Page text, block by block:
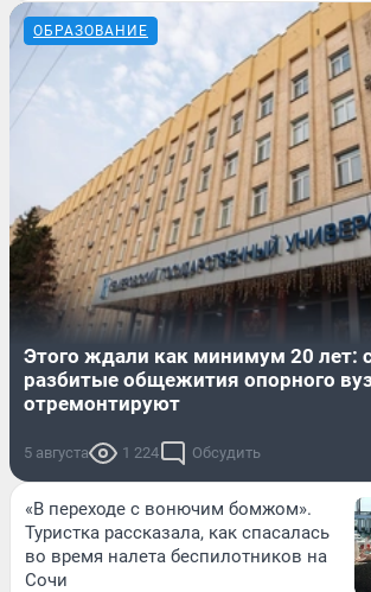
ОБРАЗОВАНИЕ
Этого ждали как минимум 20 лет:
разбитые общежития опорного
отремонтируют
5 августа 1 224 Обсудить
«В переходе с вонючим бомжом».
Туристка рассказала, как спасалась
во время налета беспилотников на
Сочи